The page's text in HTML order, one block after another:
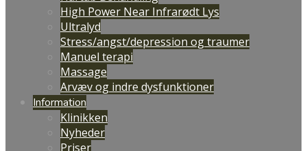
High Power Near Infrarødt Lys
Ultralyd
Stress/angst/depression og traumer
Manuel terapi
Massage
Arvæv og indre dysfunktioner
Information
Klinikken
Nyheder
Priser